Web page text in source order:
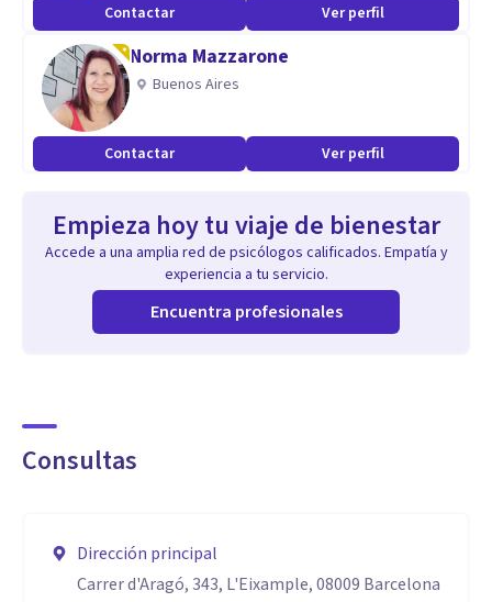
Contactar Ver perfil
Norma Mazzarone
Buenos Aires
Contactar Ver perfil
Empieza hoy tu viaje de bienestar
Accede a una amplia red de psicólogos calificados. Empatía y
experiencia a tu servicio.
Encuentra profesionales
Consultas
Dirección principal
Carrer d'Aragó, 343, L'Eixample, 08009 Barcelona